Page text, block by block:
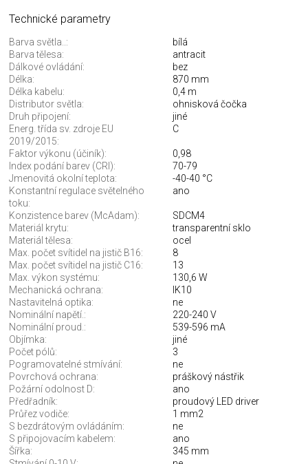
Technické parametry
Barva světla..:
bílá
Barva tělesa:
antracit
Dálkové ovládání:
bez
Délka:
870 mm
Délka kabelu:
0,4 m
Distributor světla:
ohnisková čočka
Druh připojení:
jiné
Energ. třída sv. zdroje EU
2019/2015:
C
Faktor výkonu (účiník):
0,98
Index podání barev (CRI):
70-79
Jmenovitá okolní teplota:
-40-40 °C
Konstantní regulace světelného
toku:
ano
Konzistence barev (McAdam):
SDCM4
Materiál krytu:
transparentní sklo
Materiál tělesa:
ocel
Max. počet svítidel na jistič B16:
8
Max. počet svítidel na jistič C16:
13
Max. výkon systému:
130,6 W
Mechanická ochrana:
IK10
Nastavitelná optika:
ne
Nominální napětí.:
220-240 V
Nominální proud.:
539-596 mA
Objímka:
jiné
Počet pólů:
3
Pogramovatelné stmívání:
ne
Povrchová ochrana:
práškový nástřik
Požární odolnost D:
ano
Předřadník:
proudový LED driver
Průřez vodiče:
1 mm2
S bezdrátovým ovládáním:
ne
S připojovacím kabelem:
ano
Šířka:
345 mm